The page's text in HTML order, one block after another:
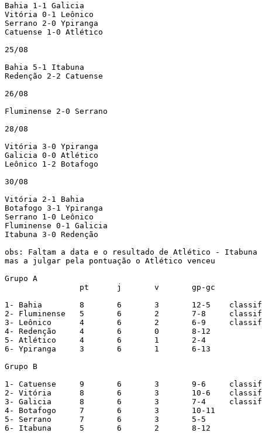
Bahia 1-1 Galicia
Vitória 0-1 Leônico
Serrano 2-0 Ypiranga
Catuense 1-0 Atlético
25/08
Bahia 5-1 Itabuna
Redenção 2-2 Catuense
26/08
Fluminense 2-0 Serrano
28/08
Vitória 3-0 Ypiranga
Galicia 0-0 Atlético
Leônico 1-2 Botafogo
30/08
Vitória 2-1 Bahia
Botafogo 3-1 Ypiranga
Serrano 1-0 Leônico
Fluminense 0-1 Galicia
Itabuna 3-0 Redenção
obs: Faltam a data e o resultado de Atlético - Itabuna
mas a julgar pela pontuação o Atlético venceu
Grupo A
1- Bahia	8	6	3	12-5	classificado
2- Fluminense	5	6	2	7-8	classificado
3- Leônico	4	6	2	6-9	classificado
4- Redenção	4	6	0	8-12
5- Atlético	4	6	1	2-4
6- Ypiranga     3       6       1       6-13
Grupo B
1- Catuense	9	6	3	9-6	classificado
2- Vitória	8	6	3	10-6	classificado
3- Galicia	8	6	3	7-4	classificado
4- Botafogo	7	6	3	10-11
5- Serrano	7	6	3	5-5
6- Itabuna	5	6	2	8-12